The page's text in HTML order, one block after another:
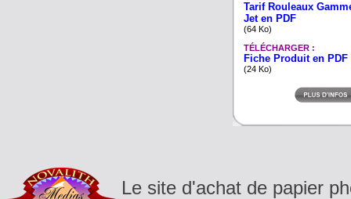
Tarif Rouleaux
Jet en PDF
(64 Ko)
TÉLÉCHARGER :
Fiche Produit en PDF
(24 Ko)
Le site d'achat de papier